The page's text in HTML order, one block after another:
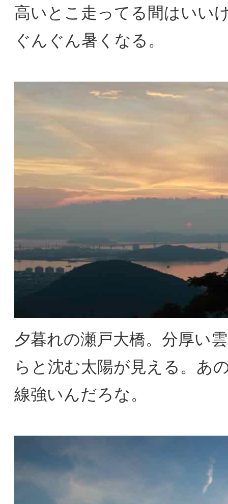
高いとこ走ってる間はいい
ぐんぐん暑くなる。
夕暮れの瀬戸大橋。分厚い
らと沈む太陽が見える。あ
線強いんだろな。